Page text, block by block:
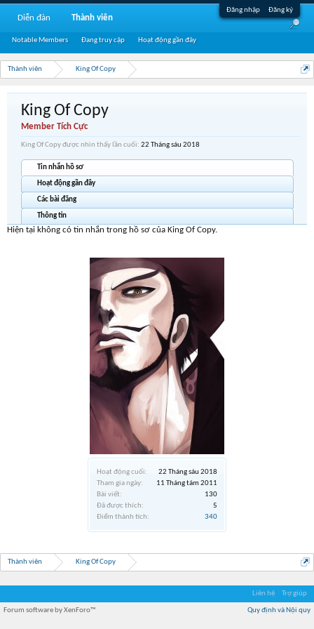
Đăng nhập Đăng ký
Thành viên King Of Copy
Hoạt động cuối:
22 Tháng sáu 2018
Tham gia ngày:
11 Tháng tám 2011
Bài viết:
130
Đã được thích:
5
Điểm thành tích:
340
King Of Copy
Member Tích Cực
King Of Copy được nhìn thấy lần cuối: 22 Tháng sáu 2018
Tin nhắn hồ sơ
Hoạt động gần đây
Các bài đăng
Thông tin
Hiện tại không có tin nhắn trong hồ sơ của King Of Copy.
Thành viên King Of Copy
Diễn đàn Thành viên
Notable Members Đang truy cập Hoạt động gần đây
Liên hệ Trợ giúp
Quy định và Nội quy
Forum software by XenForo™